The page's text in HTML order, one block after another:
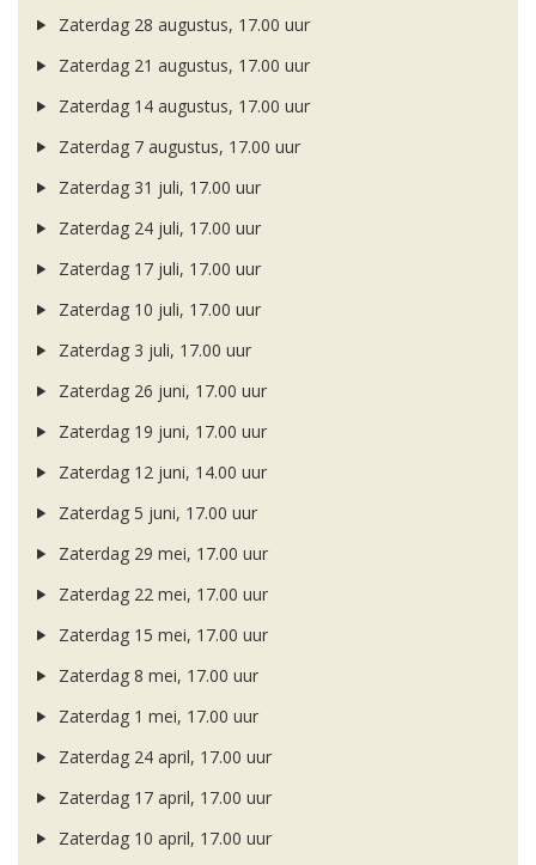
Zaterdag 28 augustus, 17.00 uur
Zaterdag 21 augustus, 17.00 uur
Zaterdag 14 augustus, 17.00 uur
Zaterdag 7 augustus, 17.00 uur
Zaterdag 31 juli, 17.00 uur
Zaterdag 24 juli, 17.00 uur
Zaterdag 17 juli, 17.00 uur
Zaterdag 10 juli, 17.00 uur
Zaterdag 3 juli, 17.00 uur
Zaterdag 26 juni, 17.00 uur
Zaterdag 19 juni, 17.00 uur
Zaterdag 12 juni, 14.00 uur
Zaterdag 5 juni, 17.00 uur
Zaterdag 29 mei, 17.00 uur
Zaterdag 22 mei, 17.00 uur
Zaterdag 15 mei, 17.00 uur
Zaterdag 8 mei, 17.00 uur
Zaterdag 1 mei, 17.00 uur
Zaterdag 24 april, 17.00 uur
Zaterdag 17 april, 17.00 uur
Zaterdag 10 april, 17.00 uur